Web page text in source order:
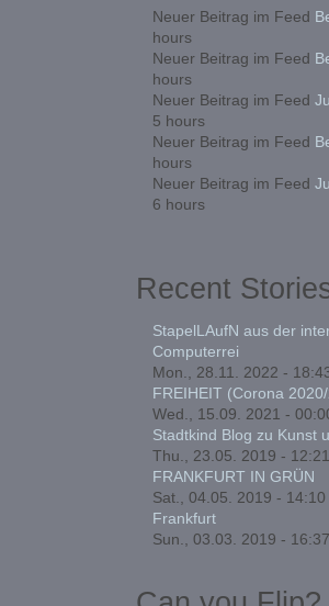
Neuer Beitrag im Feed
hours
Neuer Beitrag im Feed
hours
Neuer Beitrag im Feed
5 hours
Neuer Beitrag im Feed
hours
Neuer Beitrag im Feed
6 hours
Recent
StapelLAufN aus der
Computerrei
Mon., 28.11. 2022 -
FREIHEIT (Corona
Wed., 15.09. 2021 -
Stadtkind Blog zu Kunst
Thu., 23.05. 2019 - 12:21
FRANKFURT IN GRÜN
Sat., 04.05. 2019 - 14:10
Frankfurt
Sun., 03.03. 2019 - 16:37